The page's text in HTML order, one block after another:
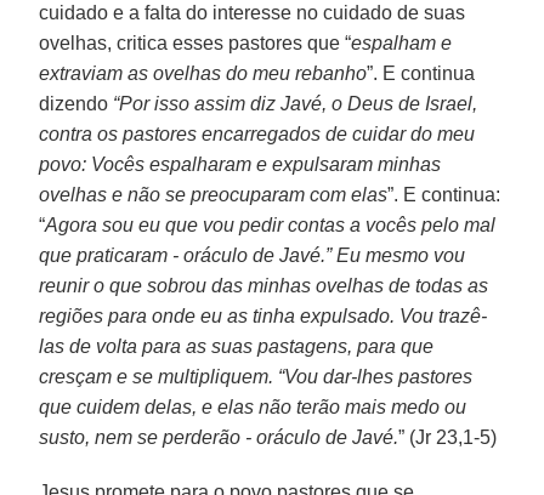
cuidado e a falta do interesse no cuidado de suas
ovelhas, critica esses pastores que “espalham e
extraviam as ovelhas do meu rebanho”. E continua
dizendo “Por isso assim diz Javé, o Deus de Israel,
contra os pastores encarregados de cuidar do meu
povo: Vocês espalharam e expulsaram minhas
ovelhas e não se preocuparam com elas”. E continua:
“Agora sou eu que vou pedir contas a vocês pelo mal
que praticaram - oráculo de Javé.” Eu mesmo vou
reunir o que sobrou das minhas ovelhas de todas as
regiões para onde eu as tinha expulsado. Vou trazê-
las de volta para as suas pastagens, para que
cresçam e se multipliquem. “Vou dar-lhes pastores
que cuidem delas, e elas não terão mais medo ou
susto, nem se perderão - oráculo de Javé.” (Jr 23,1-5)